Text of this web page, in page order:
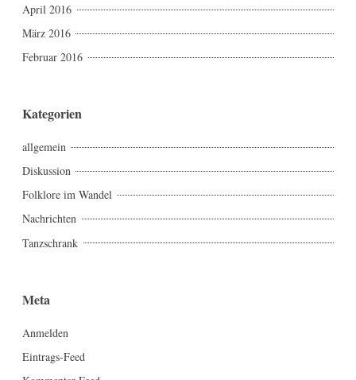
April 2016
März 2016
Februar 2016
Kategorien
allgemein
Diskussion
Folklore im Wandel
Nachrichten
Tanzschrank
Meta
Anmelden
Eintrags-Feed